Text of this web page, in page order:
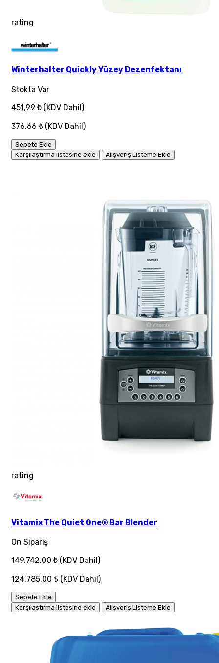
rating
Winterhalter Quickly Yüzey Dezenfektanı
Stokta Var
451,99 ₺ (KDV Dahil)
376,66 ₺ (KDV Dahil)
Sepete Ekle
Karşılaştırma listesine ekle
Alışveriş Listeme Ekle
rating
Vitamix The Quiet One® Bar Blender
Ön Sipariş
149.742,00 ₺ (KDV Dahil)
124.785,00 ₺ (KDV Dahil)
Sepete Ekle
Karşılaştırma listesine ekle
Alışveriş Listeme Ekle